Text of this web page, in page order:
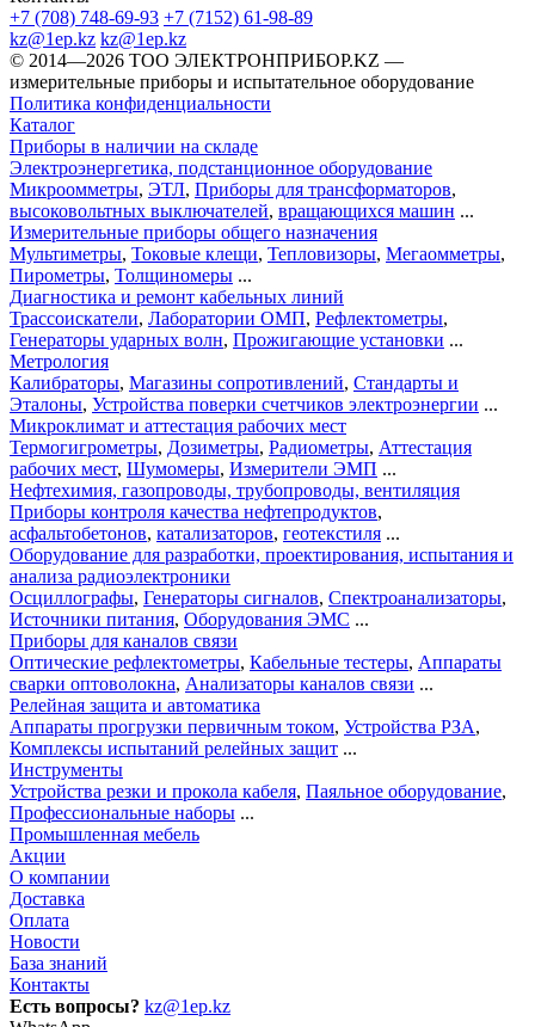
+7 (708) 748-69-93 +7 (7152) 61-98-89
kz@1ep.kz kz@1ep.kz
©️ 2014—2026 ТОО ЭЛЕКТРОНПРИБОР.KZ —
измерительные приборы и испытательное оборудование
Политика конфиденциальности
Каталог
Приборы в наличии на складе
Электроэнергетика, подстанционное оборудование
Микроомметры, ЭТЛ, Приборы для трансформаторов,
высоковольтных выключателей, вращающихся машин ...
Измерительные приборы общего назначения
Мультиметры, Токовые клещи, Тепловизоры, Мегаомметры,
Пирометры, Толщиномеры ...
Диагностика и ремонт кабельных линий
Трассоискатели, Лаборатории ОМП, Рефлектометры,
Генераторы ударных волн, Прожигающие установки ...
Метрология
Калибраторы, Магазины сопротивлений, Стандарты и
Эталоны, Устройства поверки счетчиков электроэнергии ...
Микроклимат и аттестация рабочих мест
Термогигрометры, Дозиметры, Радиометры, Аттестация
рабочих мест, Шумомеры, Измерители ЭМП ...
Нефтехимия, газопроводы, трубопроводы, вентиляция
Приборы контроля качества нефтепродуктов,
асфальтобетонов, катализаторов, геотекстиля ...
Оборудование для разработки, проектирования, испытания и
анализа радиоэлектроники
Осциллографы, Генераторы сигналов, Спектроанализаторы,
Источники питания, Оборудования ЭМС ...
Приборы для каналов связи
Оптические рефлектометры, Кабельные тестеры, Аппараты
сварки оптоволокна, Анализаторы каналов связи ...
Релейная защита и автоматика
Аппараты прогрузки первичным током, Устройства РЗА,
Комплексы испытаний релейных защит ...
Инструменты
Устройства резки и прокола кабеля, Паяльное оборудование,
Профессиональные наборы ...
Промышленная мебель
Акции
О компании
Доставка
Оплата
Новости
База знаний
Контакты
Есть вопросы? kz@1ep.kz